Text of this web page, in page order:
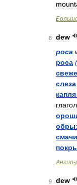
8
dew
роса
роса (
слеза
капля
Англо-
9
dew